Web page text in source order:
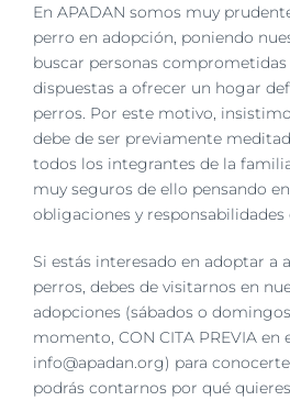
En APADAN somos muy
perro en adopción, poniendo
buscar personas comprometidas
dispuestas a ofrecer un hogar
perros. Por este motivo,
debe de ser previamente
todos los integrantes de la
muy seguros de ello pensando
obligaciones y responsabilidades
Si estás interesado en adoptar a
perros, debes de visitarnos en
adopciones (sábados o domingos
momento, CON CITA PREVIA en
info@apadan.org) para
podrás contarnos por qué